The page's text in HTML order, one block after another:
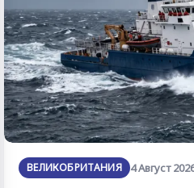
ВЕЛИКОБРИТАНИЯ 4 Август